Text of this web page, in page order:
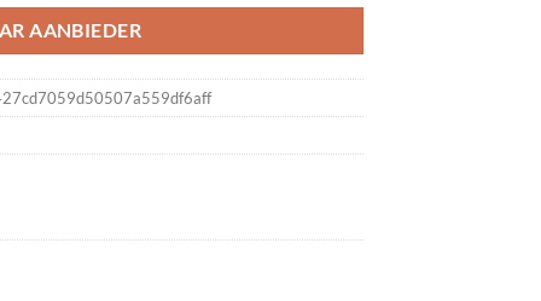
AANBIEDER